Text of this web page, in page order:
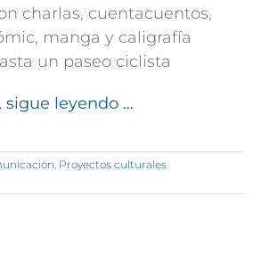
charlas, cuentacuentos,
manga y caligrafía
un paseo ciclista
, sigue leyendo …
, Proyectos culturales